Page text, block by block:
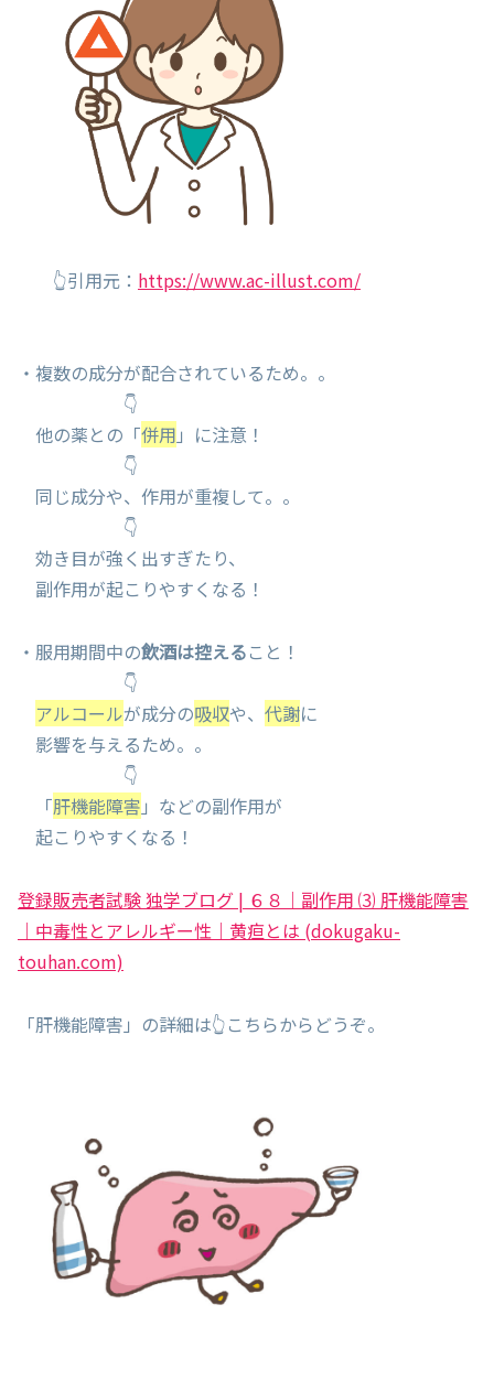
👆引用元： https://www.ac-illust.com/
・複数の成分が配合されているため。。
👇
他の薬との「併用 」に注意！
👇
同じ成分や、作用が重複して。。
👇
効き目が強く出すぎたり、
副作用が起こりやすくなる！
・服用期間中の飲酒は控えること！
👇
アルコールが成分の吸収や、 代謝に
影響を与えるため。。
👇
「肝機能障害 」などの副作用が
起こりやすくなる！
登録販売者試験 独学ブログ | ６８｜副作用 ⑶ 肝機能障害
｜中毒性とアレルギー性｜黄疸とは (dokugaku-
touhan.com)
「肝機能障害」の詳細は👆こちらからどうぞ。